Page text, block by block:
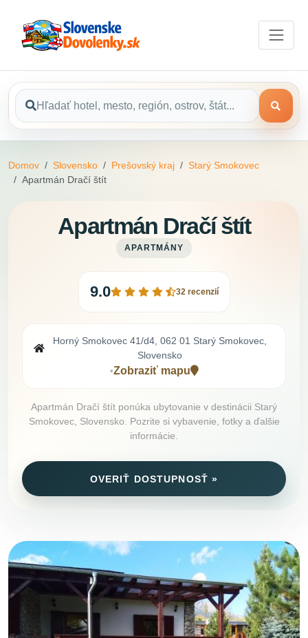
Domov Slovensko Prešovský kraj
Starý Smokovec
Apartmán Dračí štít
Apartmán Dračí štít
APARTMÁNY
9.0 32 recenzií
Horný Smokovec 41/d4, 062 01 Starý Smokovec,
Slovensko
•Zobraziť mapu
Apartmán Dračí štít ponúka ubytovanie v destinácii Starý
Smokovec, Slovensko. Pozrite si vybavenie, fotky a ďalšie
informácie.
OVERIŤ DOSTUPNOSŤ »